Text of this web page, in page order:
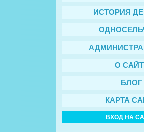
ИСТОРИЯ
О
БЛОГ
КАРТА
ВХОД НА